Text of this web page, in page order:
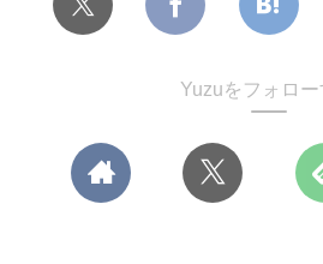
Yuzuをフォロー